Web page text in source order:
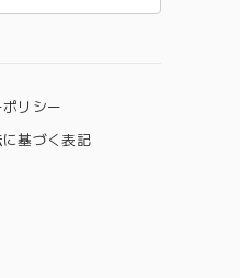
リシー
基づく表記